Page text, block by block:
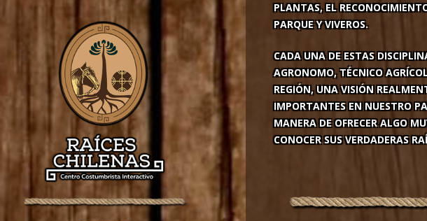
PLANTAS, EL
PARQUE Y VIVEROS.
CADA UNA DE ESTAS
AGRONOMO, TÉCNICO
REGIÓN, UNA VISIÓN
IMPORTANTES EN NUESTRO
MANERA DE OFRECER ALGO
CONOCER SUS VERDADERAS